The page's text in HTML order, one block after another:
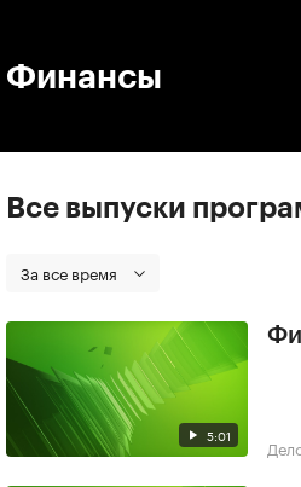
Финансы
Все выпуски
За все время
5:01